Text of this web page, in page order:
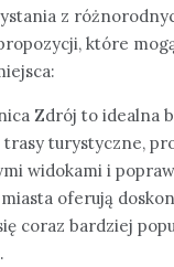
z
które
Zdrój to idealna
turystyczne,
widokami i
oferują
coraz bardziej